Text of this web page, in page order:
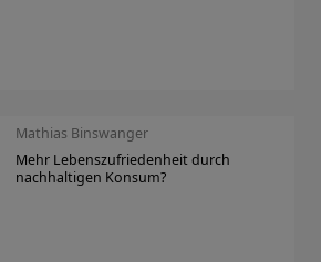
Mathias Binswanger
Mehr Lebenszufriedenheit durch
nachhaltigen Konsum?